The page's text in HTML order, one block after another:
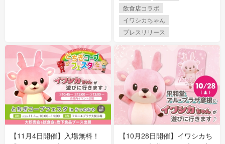
飲食店コラボ
イワシカちゃん
プレスリリース
【11月4日開催】入場無料！
【10月28日開催】イワシカち